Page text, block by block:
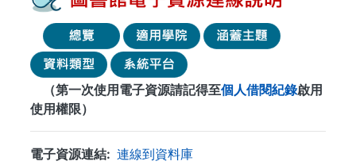
（第一次使用電子資源請記得至個人借閱紀錄啟用
使用權限）
電子資源連結
連線到資料庫